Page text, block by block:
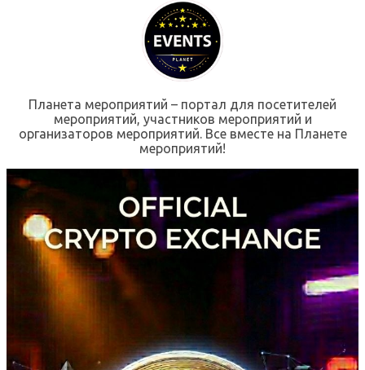
Планета мероприятий – портал для посетителей
мероприятий, участников мероприятий и
организаторов мероприятий. Все вместе на Планете
мероприятий!